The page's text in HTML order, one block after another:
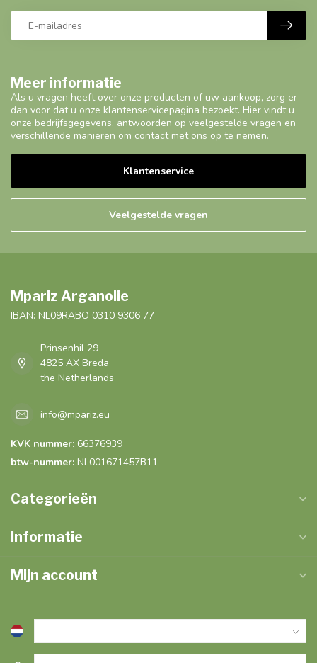
Meer informatie
Als u vragen heeft over onze producten of uw aankoop, zorg er
dan voor dat u onze klantenservicepagina bezoekt. Hier vindt u
onze bedrijfsgegevens, antwoorden op veelgestelde vragen en
verschillende manieren om contact met ons op te nemen.
Klantenservice
Veelgestelde vragen
Mpariz Arganolie
IBAN: NL09RABO 0310 9306 77
Prinsenhil 29
4825 AX Breda
the Netherlands
info@mpariz.eu
KVK nummer: 66376939
btw-nummer: NL001671457B11
Categorieën
Informatie
Mijn account